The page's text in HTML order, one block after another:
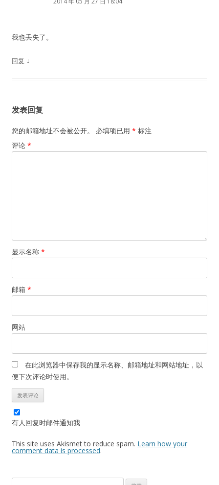
我也丢失了。
回复 ↓
发表回复
您的邮箱地址不会被公开。 必填项已用 * 标注
评论 *
显示名称 *
邮箱 *
网站
在此浏览器中保存我的显示名称、邮箱地址和网站地址，以
便下次评论时使用。
有人回复时邮件通知我
This site uses Akismet to reduce spam. Learn how your
comment data is processed.